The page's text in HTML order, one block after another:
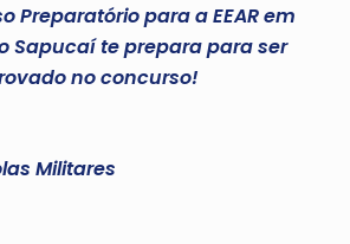
Preparatório para a EEAR em
Sapucaí te prepara para ser
no concurso!
Militares